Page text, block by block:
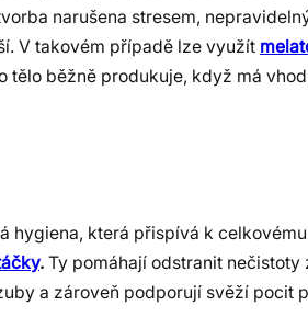
narušena stresem,
V takovém případě lze využít
tělo běžně produkuje, když má
hygiena, která přispívá k
. Ty pomáhají odstranit
a zároveň podporují svěží pocit